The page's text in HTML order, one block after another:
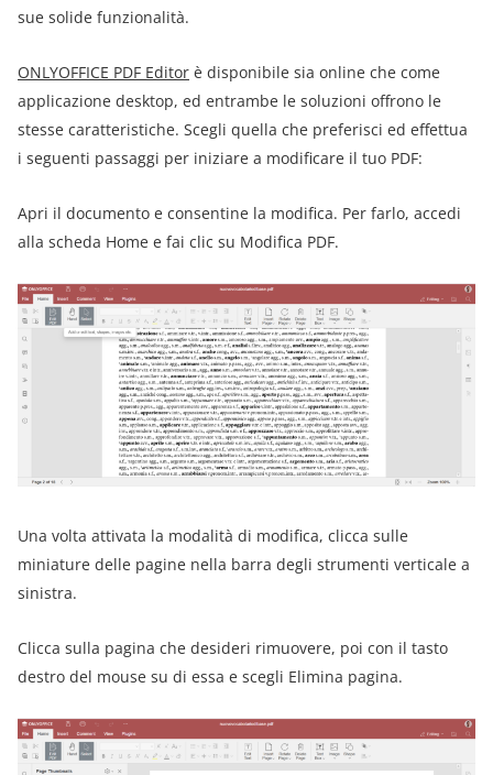
sue solide funzionalità.
ONLYOFFICE PDF Editor è disponibile sia online che come
applicazione desktop, ed entrambe le soluzioni offrono le
stesse caratteristiche. Scegli quella che preferisci ed effettua
i seguenti passaggi per iniziare a modificare il tuo PDF:
Apri il documento e consentine la modifica. Per farlo, accedi
alla scheda Home e fai clic su Modifica PDF.
Una volta attivata la modalità di modifica, clicca sulle
miniature delle pagine nella barra degli strumenti verticale a
sinistra.
Clicca sulla pagina che desideri rimuovere, poi con il tasto
destro del mouse su di essa e scegli Elimina pagina.